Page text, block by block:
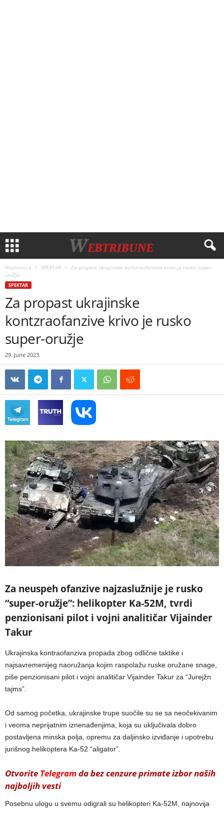
Naslovnica SPEKTAR
Za propast ukrajinske kontzraofanzive krivo je rusko super-
oružje
SPEKTAR
Za propast ukrajinske
kontzraofanzive krivo je rusko
super-oružje
29. June 2023.
Za neuspeh ofanzive najzaslužnije je rusko
“super-oružje”: helikopter Ka-52M, tvrdi
penzionisani pilot i vojni analitičar Vijainder
Takur
Ukrajinska kontraofanziva propada zbog odlične taktike i
najsavremenijeg naoružanja kojim raspolažu ruske oružane snage,
piše penzionisani pilot i vojni analitičar Vijainder Takur za “Jurejžn
tajms”.
Od samog početka, ukrajinske trupe suočile su se sa neočekivanim
i veoma neprijatnim iznenađenjima, koja su uključivala dobro
postavljena minska polja, opremu za daljinsko izviđanje i upotrebu
jurišnog helikoptera Ka-52 “aligator”.
Otvorite Telegramda bez cenzure primate izbor naših
najboljih vesti
Posebnu ulogu u svemu odigrali su helikopteri Ka-52M, najnovija